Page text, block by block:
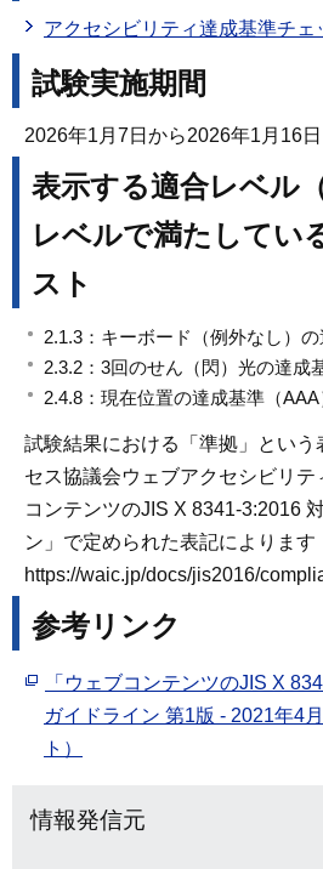
アクセシビリティ達成基準チェ
試験実施期間
2026年1月7日から2026年1月16
表示する適合レベル
レベルで満たしてい
スト
2.1.3：キーボード（例外なし）の
2.3.2：3回のせん（閃）光の達成
2.4.8：現在位置の達成基準（AAA
試験結果における「準拠」という
セス協議会ウェブアクセシビリ
コンテンツのJIS X 8341-3:2016
ン」で定められた表記によります
https://waic.jp/docs/jis2016/
参考リンク
「ウェブコンテンツのJIS X
ガイドライン 第1版 - 2021年4
ト）
情報発信元